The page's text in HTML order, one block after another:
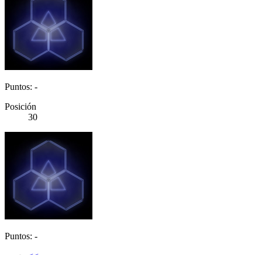
Puntos: -
Posición
30
Puntos: -